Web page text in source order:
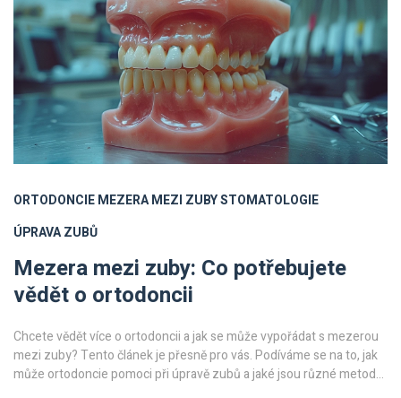
ORTODONCIEMEZERA MEZI ZUBYSTOMATOLOGIE
ÚPRAVA ZUBŮ
Mezera mezi zuby: Co potřebujete
vědět o ortodoncii
Chcete vědět více o ortodoncii a jak se může vypořádat s mezerou
mezi zuby? Tento článek je přesně pro vás. Podíváme se na to, jak
může ortodoncie pomoci při úpravě zubů a jaké jsou různé metody